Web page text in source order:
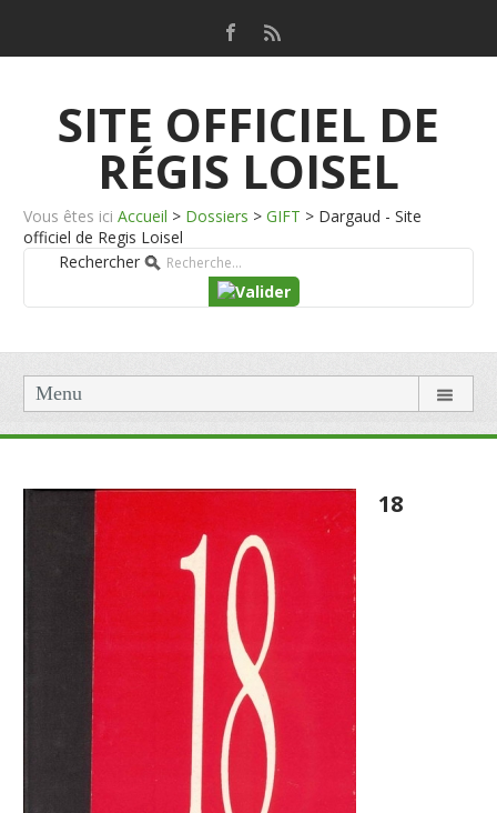
SITE OFFICIEL DE
RÉGIS LOISEL
Vous êtes ici Accueil > Dossiers > GIFT > Dargaud - Site
officiel de Regis Loisel
Rechercher
Menu
18